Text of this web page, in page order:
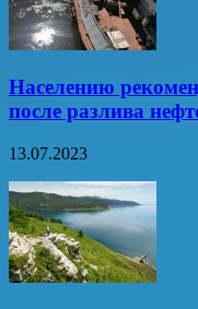
Населению
после разлива
13.07.2023